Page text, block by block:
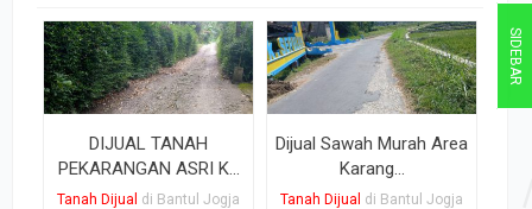
DIJUAL TANAH
PEKARANGAN ASRI K...
Tanah Dijual di Bantul Jogja
Dijual Sawah Murah Area
Karang...
Tanah Dijual di Bantul Jogja
SIDEBAR